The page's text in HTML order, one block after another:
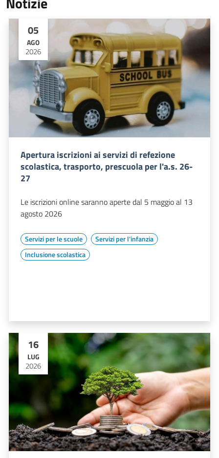
05
AGO
2026
Apertura iscrizioni ai servizi di refezione
scolastica, trasporto, prescuola per l'a.s. 26-
27
Le iscrizioni online saranno aperte dal 5 maggio al 13
agosto 2026
Servizi per le scuole
Servizi per l'infanzia
Inclusione scolastica
16
LUG
2026